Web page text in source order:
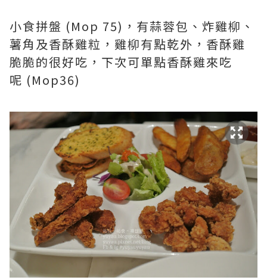
小食拼盤 (Mop 75)，有蒜蓉包、炸雞柳、
薯角及香酥雞粒，雞柳有點乾外，香酥雞
脆脆的很好吃，下次可單點香酥雞來吃
呢 (Mop36)